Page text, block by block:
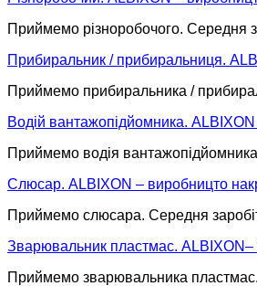
Приймемо різноробочого. Середня
Прибиральник / прибиральниця.
Приймемо прибиральника /
Водій вантажопідйомника.
Приймемо водія
Слюсар. ALBIXON – виробницто
Приймемо слюсара. Середня
Зварювальник пластмас. ALBIXON–
Приймемо зварювальника